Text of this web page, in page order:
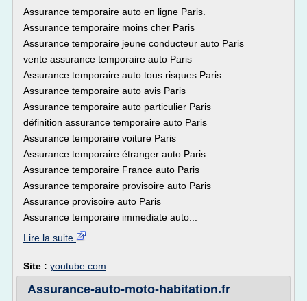
Assurance temporaire auto en ligne Paris.
Assurance temporaire moins cher Paris
Assurance temporaire jeune conducteur auto Paris
vente assurance temporaire auto Paris
Assurance temporaire auto tous risques Paris
Assurance temporaire auto avis Paris
Assurance temporaire auto particulier Paris
définition assurance temporaire auto Paris
Assurance temporaire voiture Paris
Assurance temporaire étranger auto Paris
Assurance temporaire France auto Paris
Assurance temporaire provisoire auto Paris
Assurance provisoire auto Paris
Assurance temporaire immediate auto...
Lire la suite
Site : youtube.com
Assurance-auto-moto-habitation.fr